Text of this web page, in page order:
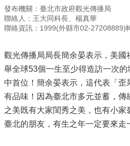
發布機關：臺北市政府觀光傳播局
聯絡人：王大同科長、楊真華
聯絡資訊：1999(外縣市02-27208889)
觀光傳播局局長簡余晏表示，美國
舉全球53個一生至少得造訪一次
中首位！簡余晏表示，這代表「
有品味！因為臺北市多元並蓄，
之美既有大家閨秀之美，也有小家
臺北的朋友，有生之年一定要來走